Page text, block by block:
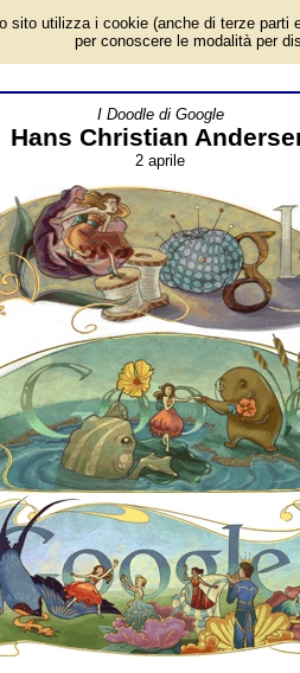
Andersen - Almanacco
2 aprile, per la rubrica 'I Doodle di
un ruolo speciale con le sue
I Doodle di Google
Hans Christian
2 aprile
sito utilizza i cookie (anche di terze parti
per conoscere le modalità per